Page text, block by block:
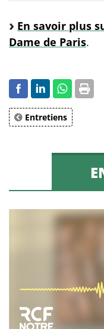
En savoir plus
Dame de Paris.
Entretiens